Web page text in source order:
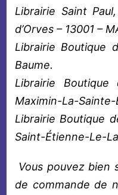
Librairie Saint
d’Orves – 13001 –
Librairie Boutique
Baume.
Librairie
Maximin-La-Sainte-
Librairie Boutique
Saint-Étienne-Le-
Vous pouvez bien
de commande de